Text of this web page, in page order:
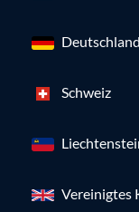
Deutschland
Schweiz
Vereinigtes